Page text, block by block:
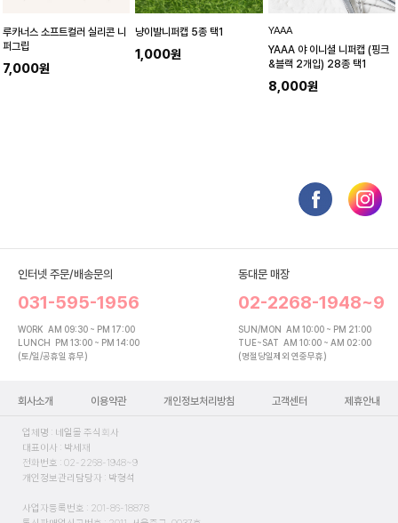
루카너스 소프트컬러 실리콘 니
퍼그립
7,000원
냥이발니퍼캡 5종 택1
1,000원
YAAA
YAAA 야 이니셜 니퍼캡 (핑크
&블랙 2개입) 28종 택1
8,000원
인터넷 주문/배송문의
031-595-1956
WORK AM 09:30 ~ PM 17:00
LUNCH PM 13:00 ~ PM 14:00
(토/일/공휴일 휴무)
동대문 매장
02-2268-1948~9
SUN/MON AM 10:00 ~ PM 21:00
TUE~SAT AM 10:00 ~ AM 02:00
(명절당일제외 연중무휴)
회사소개 이용약관 개인정보처리방침 고객센터 제휴안내
업체명 : 네일몰 주식회사
대표이사 : 박세재
전화번호 : 02-2268-1948~9
개인정보관리담당자 : 박형석
사업자등록번호 : 201-86-18878